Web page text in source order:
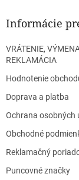
Informácie
VRÁTENIE,
REKLAMÁCIA
Hodnotenie
Doprava a platba
Ochrana osobných
Obchodné
Reklamačný
Puncovné značky